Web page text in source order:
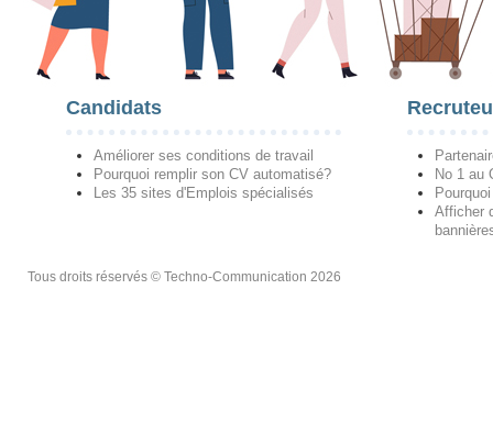
Candidats
Améliorer ses conditions de travail
Pourquoi remplir son CV automatisé?
Les 35 sites d'Emplois spécialisés
No 1 au
Afficher
Tous droits réservés © Techno-Communication 2026